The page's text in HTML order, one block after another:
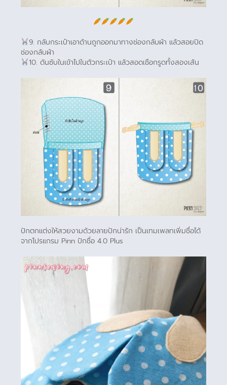
9. กลับกระเป๋าเอาด้านถูกออกมาทางช่องกลับผ้า แล้วสอยปิด
ช่องกลับผ้า
10. ดันซับในเข้าไปในตัวกระเป๋า แล้วสอดเชือกรูดทั้งสองเส้น
ปักตกแต่งให้สวยงามด้วยลายปักน่ารัก เป็นเทมเพลทเพิ่มชื่อได้
จากโปรแกรม Pinn ปักชื่อ 4.0 Plus